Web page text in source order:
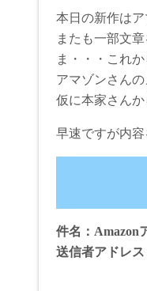
本日の新作は
またも一部文
ま・・・これ
アマゾンさん
仮に本家さん
早速ですが内容
件名：Amazon
送信者アドレス